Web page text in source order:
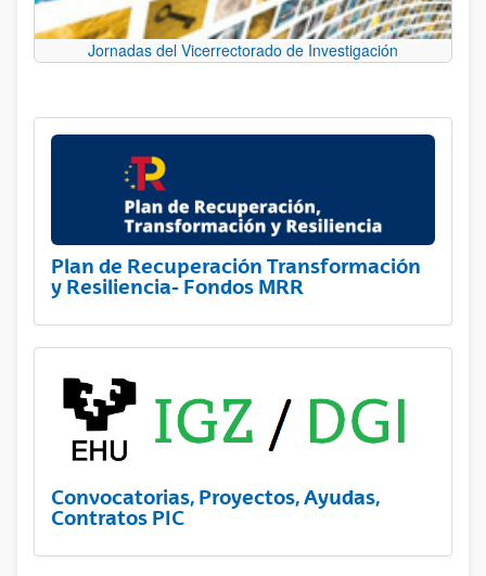
Jornadas del Vicerrectorado de Investigación
Plan de Recuperación Transformación
y Resiliencia- Fondos MRR
Convocatorias, Proyectos, Ayudas,
Contratos PIC